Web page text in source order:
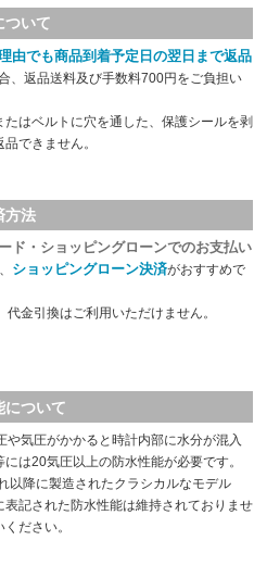
ついて
由でも商品到着予定日の翌日まで返品
、返品送料及び手数料700円をご負担い
はベルトに穴を通した、保護シールを剥
できません。
方法
ド・ショッピングローンでのお支払い
ショッピングローン決済がおすすめで
金引換はご利用いただけません。
について
気圧がかかると時計内部に水分が混入
は20気圧以上の防水性能が必要です。
以降に製造されたクラシカルなモデル
記された防水性能は維持されておりませ
ださい。